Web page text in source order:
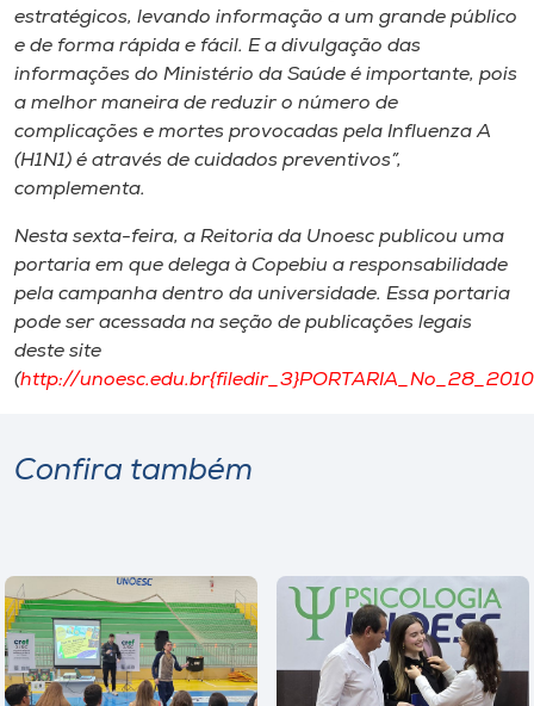
estratégicos, levando informação a um grande público
e de forma rápida e fácil. E a divulgação das
informações do Ministério da Saúde é importante, pois
a melhor maneira de reduzir o número de
complicações e mortes provocadas pela Influenza A
(H1N1) é através de cuidados preventivos”,
complementa.
Nesta sexta-feira, a Reitoria da Unoesc publicou uma
portaria em que delega à Copebiu a responsabilidade
pela campanha dentro da universidade. Essa portaria
pode ser acessada na seção de publicações legais
deste site
(http://
Confira também